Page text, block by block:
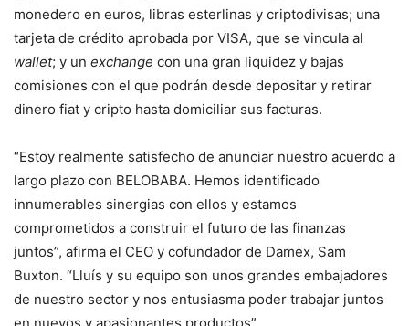
monedero en euros, libras esterlinas y criptodivisas; una
tarjeta de crédito aprobada por VISA, que se vincula al
wallet; y un exchange con una gran liquidez y bajas
comisiones con el que podrán desde depositar y retirar
dinero fiat y cripto hasta domiciliar sus facturas.
“Estoy realmente satisfecho de anunciar nuestro acuerdo a
largo plazo con BELOBABA. Hemos identificado
innumerables sinergias con ellos y estamos
comprometidos a construir el futuro de las finanzas
juntos”, afirma el CEO y cofundador de Damex, Sam
Buxton. “Lluís y su equipo son unos grandes embajadores
de nuestro sector y nos entusiasma poder trabajar juntos